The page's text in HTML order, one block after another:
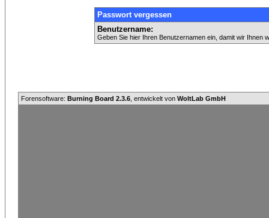
Passwort vergessen
Benutzername:
Geben Sie hier Ihren Benutzernamen ein, damit wir Ihnen
Forensoftware: Burning Board 2.3.6 , entwickelt von WoltLab GmbH